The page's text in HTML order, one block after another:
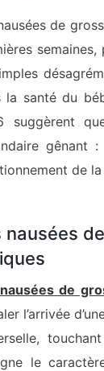
de
la santé du
suggèrent
de
nausées
de
l’arrivée
le